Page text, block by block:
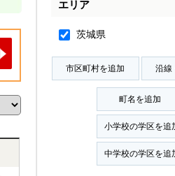
エリア
茨城県